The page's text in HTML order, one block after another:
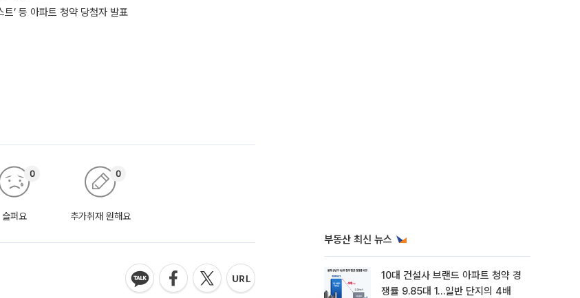
트’ 등 아파트 청약 당첨자 발표
슬퍼요
0
추가취재 원해요
0
부동산 최신 뉴스
10대 건설사 브랜드 아파트 청약 경
쟁률 9.85대 1…일반 단지의 4배